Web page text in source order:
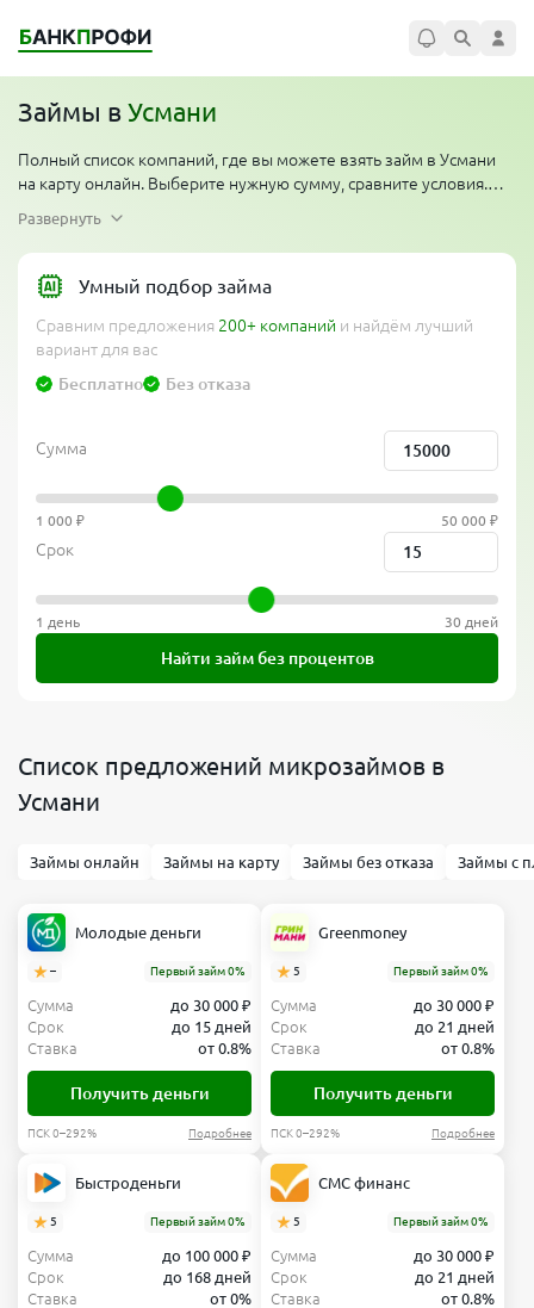
Займы в Усмани
Полный список компаний, где вы можете взять займ в Усмани
на карту онлайн. Выберите нужную сумму, сравните условия.
процентов для новых клиентов. Компании работают
круглосуточно по всему региону, одобряют займ денег
мгновенно, перевод на карту за 5 минут. Сравни банки и выбери
лучшее предложение от официальных компаний без проверки
кредитной истории, без отказов и без справок.
Развернуть
Умный подбор займа
Сравним предложения 200+ компаний и найдём лучший
вариант для вас
Бесплатно
Без отказа
Сумма
1 000 ₽ 50 000 ₽
Срок
1 день 30 дней
Найти займ без процентов
Список предложений микрозаймов в
Усмани
Займы онлайн Займы на карту Займы без отказа Займы с
Молодые деньги
– Первый займ 0%
Сумма
до 30 000 ₽
Срок
до 15 дней
Ставка
от 0.8%
Получить деньги
ПСК 0–292% Подробнее
Greenmoney
5 Первый займ 0%
Сумма
до 30 000 ₽
Срок
до 21 дней
Ставка
от 0.8%
Получить деньги
ПСК 0–292% Подробнее
Быстроденьги
5 Первый займ 0%
Сумма
до 100 000 ₽
Срок
до 168 дней
Ставка
от 0%
СМС финанс
5 Первый займ 0%
Сумма
до 30 000 ₽
Срок
до 21 дней
Ставка
от 0.8%